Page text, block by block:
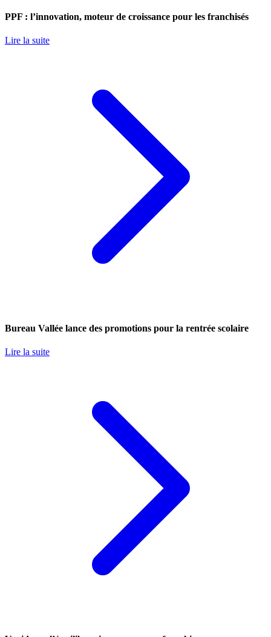
PPF : l’innovation, moteur de croissance pour les franchisés
Lire la suite
Bureau Vallée lance des promotions pour la rentrée scolaire
Lire la suite